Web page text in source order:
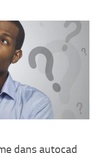
dans autocad